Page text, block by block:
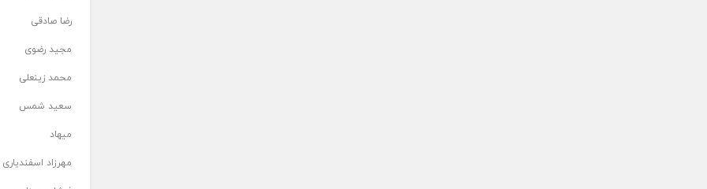
رضا صادقی
مجید رضوی
محمد زینعلی
سعید شمس
میهاد
مهرزاد اسفندیاری